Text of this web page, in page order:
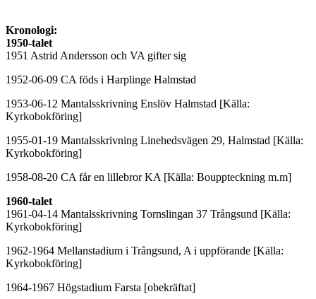
Kronologi:
1950-talet
1951 Astrid Andersson och VA gifter sig
1952-06-09 CA föds i Harplinge Halmstad
1953-06-12 Mantalsskrivning Enslöv Halmstad [Källa:
Kyrkobokföring]
1955-01-19 Mantalsskrivning Linehedsvägen 29, Halmstad [Källa:
Kyrkobokföring]
1958-08-20 CA får en lillebror KA [Källa: Bouppteckning m.m]
1960-talet
1961-04-14 Mantalsskrivning Tornslingan 37 Trångsund [Källa:
Kyrkobokföring]
1962-1964 Mellanstadium i Trångsund, A i uppförande [Källa:
Kyrkobokföring]
1964-1967 Högstadium Farsta [obekräftat]